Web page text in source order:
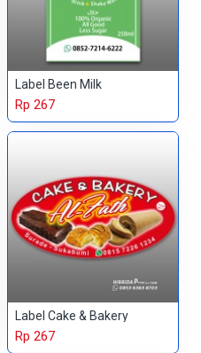
Label Been Milk
Rp 267
Label Cake & Bakery
Rp 267